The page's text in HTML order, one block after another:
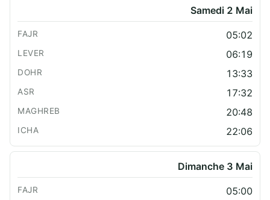
Samedi 2 Mai
05:02
06:19
13:33
17:32
20:48
22:06
Dimanche 3 Mai
05:00